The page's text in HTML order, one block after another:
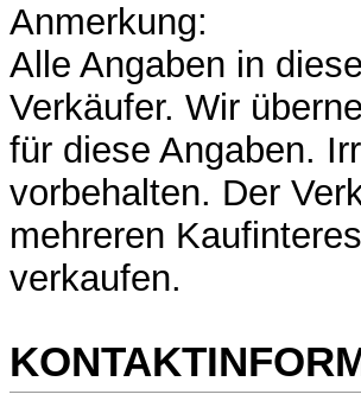
Anmerkung:
Alle Angaben in
Verkäufer. Wir
für diese Angaben.
vorbehalten. Der
mehreren
verkaufen.